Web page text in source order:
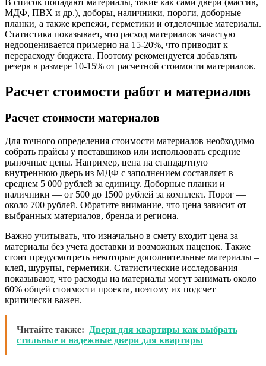
В список попадают материалы, такие как сами двери (массив,
МДФ, ПВХ и др.), доборы, наличники, пороги, доборные
планки, а также крепежи, герметики и отделочные материалы.
Статистика показывает, что расход материалов зачастую
недооценивается примерно на 15-20%, что приводит к
перерасходу бюджета. Поэтому рекомендуется добавлять
резерв в размере 10-15% от расчетной стоимости материалов.
Расчет стоимости работ и материалов
Расчет стоимости материалов
Для точного определения стоимости материалов необходимо
собрать прайсы у поставщиков или использовать средние
рыночные цены. Например, цена на стандартную
внутреннюю дверь из МДФ с заполнением составляет в
среднем 5 000 рублей за единицу. Доборные планки и
наличники — от 500 до 1500 рублей за комплект. Порог —
около 700 рублей. Обратите внимание, что цена зависит от
выбранных материалов, бренда и региона.
Важно учитывать, что изначально в смету входит цена за
материалы без учета доставки и возможных наценок. Также
стоит предусмотреть некоторые дополнительные материалы –
клей, шурупы, герметики. Статистические исследования
показывают, что расходы на материалы могут занимать около
60% общей стоимости проекта, поэтому их подсчет
критически важен.
Читайте также:
Двери для квартиры как выбрать
стильные и надежные двери для квартиры